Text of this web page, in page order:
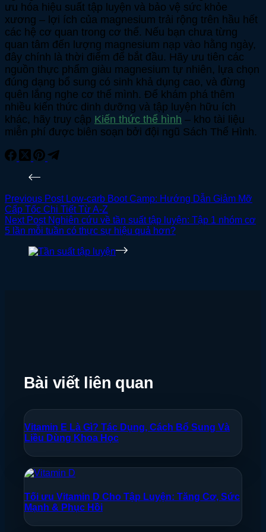
ưu hóa hiệu suất tập luyện và bảo vệ sức khỏe
xương – lợi ích của magnesium trải rộng trên hầu hết
các hệ cơ quan trong cơ thể. Nếu bạn chưa từng
quan tâm đến lượng magnesium nạp vào hằng ngày,
đây chính là thời điểm để bắt đầu. Hãy ưu tiên các
nguồn thực phẩm giàu magnesium tự nhiên, lựa chọn
đúng dạng bổ sung có sinh khả dụng cao, và đừng
quên lắng nghe cơ thể mình. Để khám phá thêm
nhiều kiến thức dinh dưỡng và tập luyện hữu ích
khác, hãy truy cập Kiến thức thể hình – kho tài liệu
miễn phí được biên soạn bởi đội ngũ Sách Thể Hình.
Previous Post Low-carb Boot Camp: Hướng Dẫn Giảm Mỡ
Cấp Tốc Chi Tiết Từ A-Z
Next Post Nghiên cứu về tần suất tập luyện: Tập 1 nhóm cơ
5 lần mỗi tuần có thực sự hiệu quả hơn?
Bài viết liên quan
Vitamin E Là Gì? Tác Dụng, Cách Bổ Sung Và
Liều Dùng Khoa Học
Tối ưu Vitamin D Cho Tập Luyện: Tăng Cơ, Sức
Mạnh & Phục Hồi